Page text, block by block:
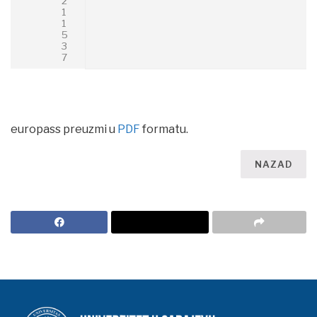
1
1
5
3
7
europass preuzmi u PDF formatu.
NAZAD